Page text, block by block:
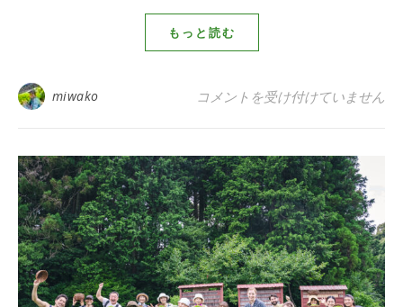
もっと読む
miwako 春の茶摘みに来ませんか？ は
コメントを受け付けていません